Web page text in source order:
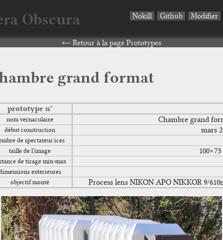
Obscura Nokill Github Modifier
Retour à la page Prototypes
grand format
prototype n°
nom vernaculaire Chambre grand
début construction mars
de spectateur·ices
taille de l’image
de tirage min-max
exterieures
objectif monté
Process lens NIKON APO NIKKOR 9/